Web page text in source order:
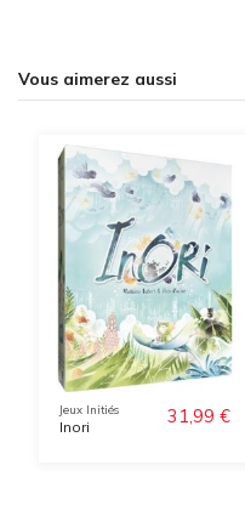
Vous aimerez aussi
Jeux Initiés
Inori 31,99 €